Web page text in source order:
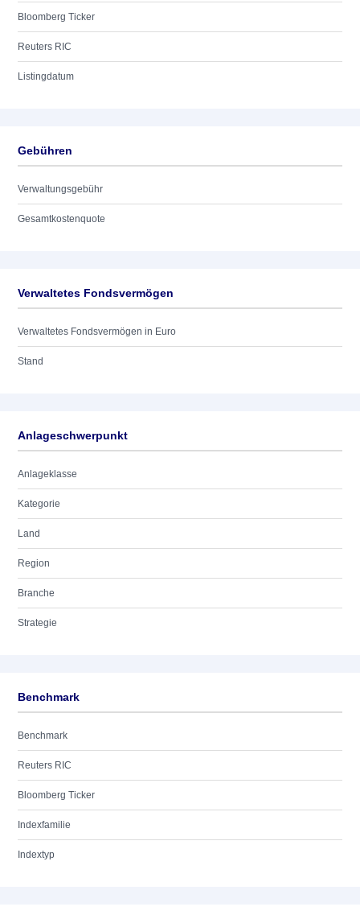
Bloomberg Ticker
Reuters RIC
Listingdatum
Gebühren
Verwaltungsgebühr
Gesamtkostenquote
Verwaltetes Fondsvermögen
Verwaltetes Fondsvermögen in Euro
Stand
Anlageschwerpunkt
Anlageklasse
Kategorie
Land
Region
Branche
Strategie
Benchmark
Benchmark
Reuters RIC
Bloomberg Ticker
Indexfamilie
Indextyp